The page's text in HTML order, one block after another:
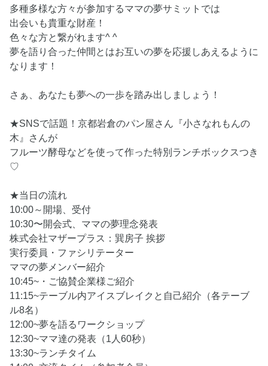
多種多様な方々が参加するママの夢サミットでは
出会いも貴重な財産！
色々な方と繋がれます^ ^
夢を語り合った仲間とはお互いの夢を応援しあえるように
なります！
さぁ、あなたも夢への一歩を踏み出しましょう！
★SNSで話題！京都岩倉のパン屋さん『小さなれもんの
木』さんが
フルーツ酵母などを使って作った特別ランチボックスつき
♡
★当日の流れ
10:00～開場、受付
10:30〜開会式、ママの夢理念発表
株式会社マザープラス：巽房子 挨拶
実行委員・ファシリテーター
ママの夢メンバー紹介
10:45~・ご協賛企業様ご紹介
11:15~テーブル内アイスブレイクと自己紹介（各テーブ
ル8名）
12:00~夢を語るワークショップ
12:30~ママ達の発表（1人60秒）
13:30~ランチタイム